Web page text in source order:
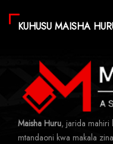
KUHUSU MAISHA
Maisha Huru, jarida mahiri
mtandaoni kwa makala